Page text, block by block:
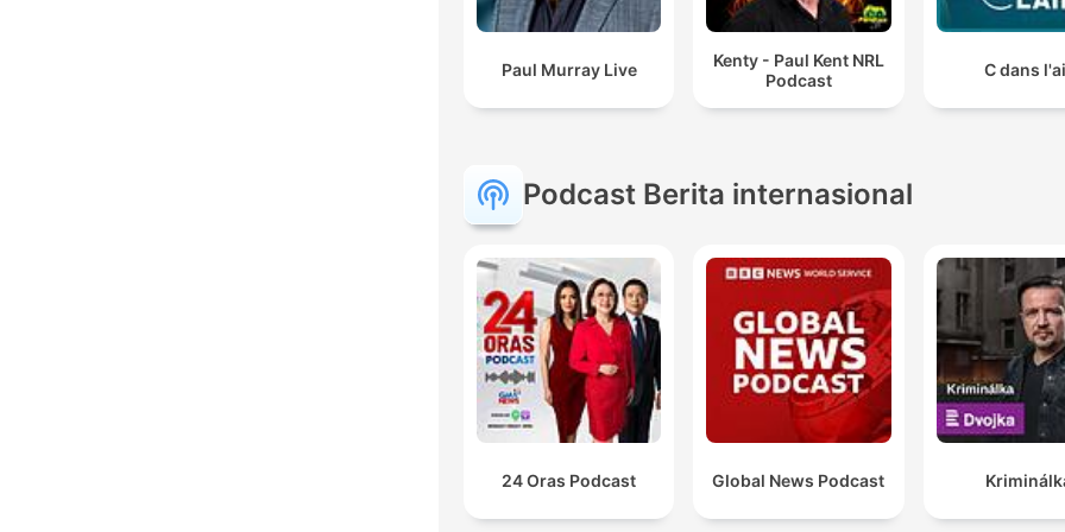
Paul Murray Live
Kenty - Paul Kent NRL
Podcast
C dans
Podcast Berita internasional
24 Oras Podcast Global News Podcast